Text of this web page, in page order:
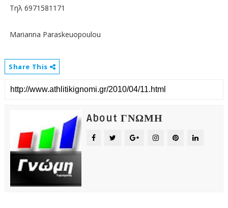
Τηλ 6971581171
Marianna Paraskeuopoulou
Share This
About ΓΝΩΜΗ